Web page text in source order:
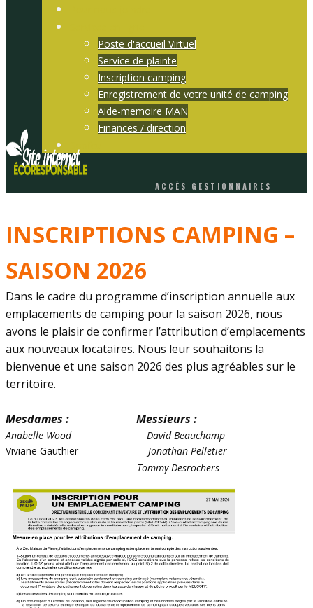
Poste d'accueil Virtuel
Service de plainte
Inscription camping
Enregistrement de votre unité de camping
Aide-memoire MAN
Finances / direction
ACCÈS GESTIONNAIRES
INSCRIPTIONS CAMPING –
SAISON 2026
Dans le cadre du programme d’inscription annuelle aux
emplacements de camping pour la saison 2026, nous
avons le plaisir de confirmer l’attribution d’emplacements
aux nouveaux locataires. Nous leur souhaitons la
bienvenue et une saison 2026 des plus agréables sur le
territoire.
Mesdames : Messieurs :
Anabelle Wood David Beauchamp
Viviane Gauthier Jonathan Pelletier
Tommy Desrochers